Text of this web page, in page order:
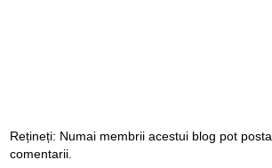
Rețineți: Numai membrii acestui blog pot posta
comentarii.